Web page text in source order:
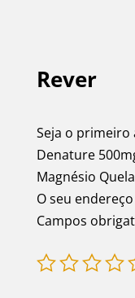
Rever
Seja o primeiro
Denature
Magnésio
O seu
Campos